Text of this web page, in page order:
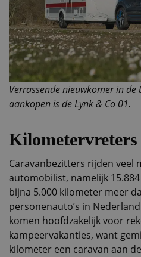
Verrassende nieuwkomer in de
aankopen is de Lynk & Co 01.
Kilometervreters
Caravanbezitters rijden veel
automobilist, namelijk
bijna 5.000 kilometer meer
personenauto’s in
komen hoofdzakelijk voor
kampeervakanties, want
kilometer een caravan aan